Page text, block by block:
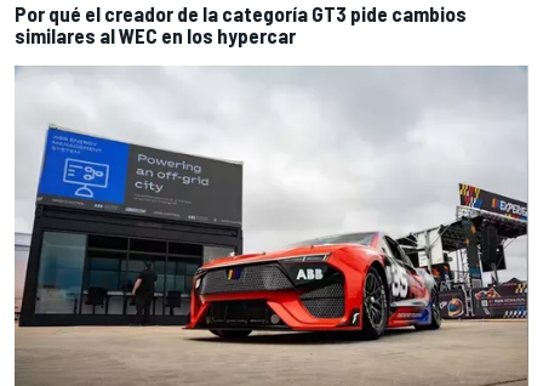
Por qué el creador de la categoría GT3 pide cambios
similares al WEC en los hypercar